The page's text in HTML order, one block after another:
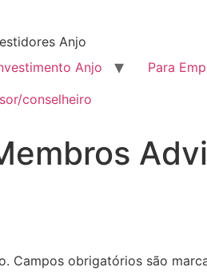
Anjo
Anjo Para
conselheiro
Campos obrigatórios são